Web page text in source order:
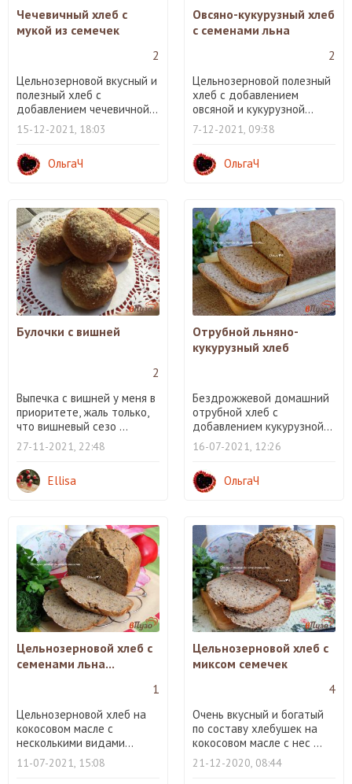
Чечевичный хлеб с
мукой из семечек
2
Цельнозерновой вкусный и
полезный хлеб с
добавлением чечевичной...
15-12-2021, 18:03
ОльгаЧ
Овсяно-кукурузный хлеб
с семенами льна
2
Цельнозерновой полезный
хлеб с добавлением
овсяной и кукурузной...
7-12-2021, 09:38
ОльгаЧ
Булочки с вишней
2
Выпечка с вишней у меня в
приоритете, жаль только,
что вишневый сезо ...
27-11-2021, 22:48
Ellisa
Отрубной льняно-
кукурузный хлеб
Бездрожжевой домашний
отрубной хлеб с
добавлением кукурузной...
16-07-2021, 12:26
ОльгаЧ
Цельнозерновой хлеб с
семенами льна...
1
Цельнозерновой хлеб на
кокосовом масле с
несколькими видами...
11-07-2021, 15:08
Цельнозерновой хлеб с
миксом семечек
4
Очень вкусный и богатый
по составу хлебушек на
кокосовом масле с нес ...
21-12-2020, 08:44